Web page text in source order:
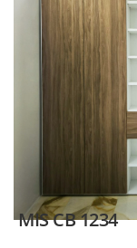
MIS CB 1234